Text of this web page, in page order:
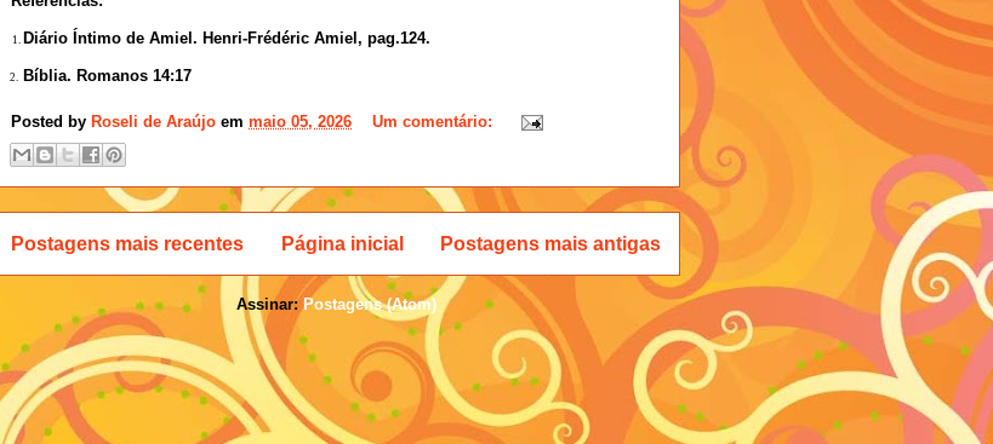
1. Diário Íntimo de Amiel. Henri-Frédéric Amiel, pag.124.
2. Bíblia. Romanos 14:17
Posted by Roseli de Araújo em maio 05, 2026 Um comentário:
Postagens mais recentes Postagens mais antigas
Página inicial
Assinar:Postagens (Atom)